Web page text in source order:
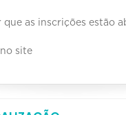
que as inscrições estão
site